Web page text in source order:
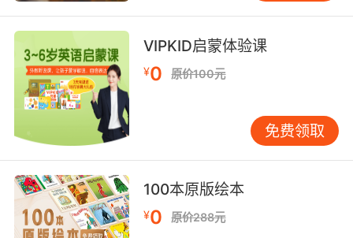
VIPKID启蒙体验课
¥0 原价100元
免费领取
100本原版绘本
¥0 原价288元